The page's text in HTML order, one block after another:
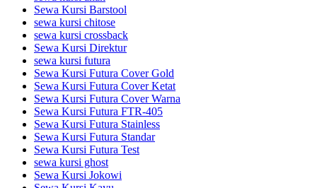
Sewa Kursi Barstool
sewa kursi chitose
sewa kursi crossback
Sewa Kursi Direktur
sewa kursi futura
Sewa Kursi Futura Cover Gold
Sewa Kursi Futura Cover Ketat
Sewa Kursi Futura Cover Warna
Sewa Kursi Futura FTR-405
Sewa Kursi Futura Stainless
Sewa Kursi Futura Standar
Sewa Kursi Futura Test
sewa kursi ghost
Sewa Kursi Jokowi